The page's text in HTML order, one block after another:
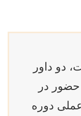
دو داور
در
دوره